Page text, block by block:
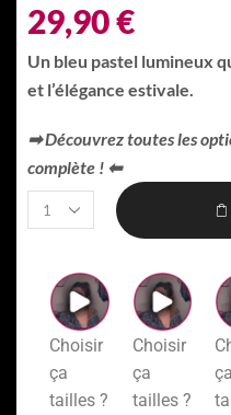
29,90€
Un bleu pastel lumineux
et l’élégance estivale.
➡︎ Découvrez toutes les
complète ! ⬅︎
Choisir
ça
tailles ?
Choisir
ça
tailles ?
ça